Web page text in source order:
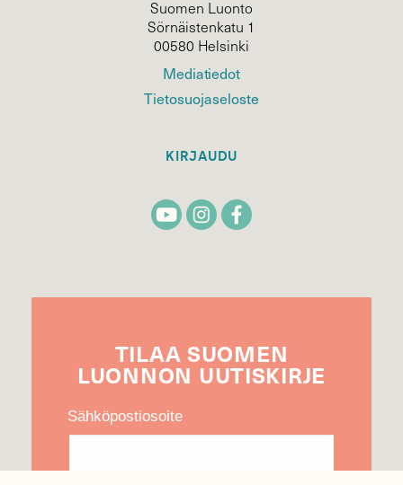
Suomen Luonto
Sörnäistenkatu 1
00580 Helsinki
Mediatiedot
Tietosuojaseloste
KIRJAUDU
TILAA SUOMEN
LUONNON UUTIS­KIRJE
Sähköpostiosoite